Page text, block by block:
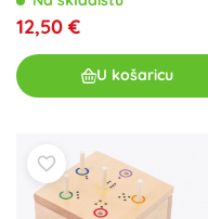
12,50 €
U košaricu